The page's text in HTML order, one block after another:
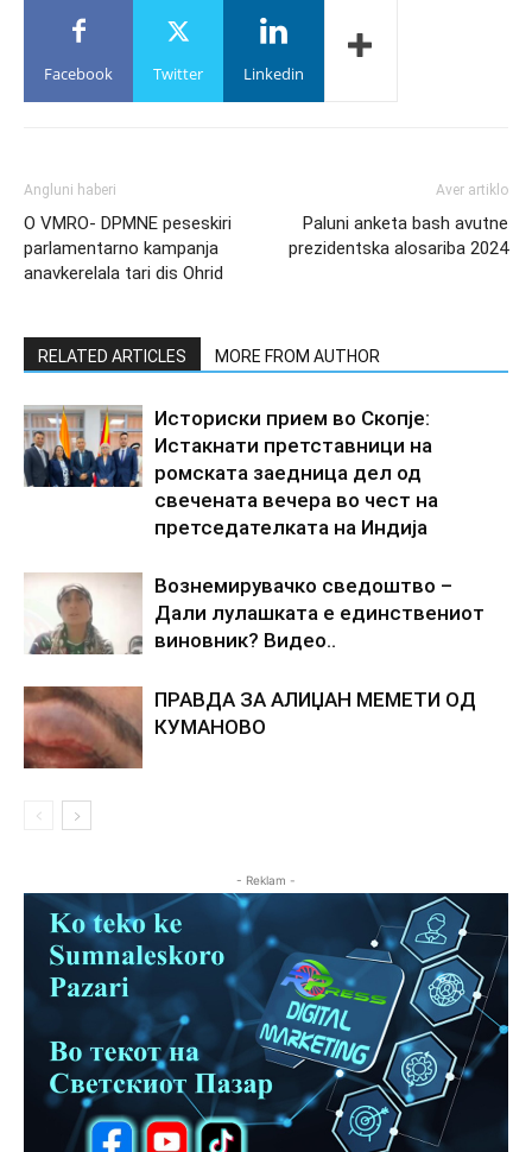
Facebook Twitter Linkedin
Angluni haberi
O VMRO- DPMNE peseskiri
parlamentarno kampanja
anavkerelala tari dis Ohrid
Aver artiklo
Paluni anketa bash avutne
prezidentska alosariba 2024
RELATED ARTICLES MORE FROM AUTHOR
Историски прием во Скопје:
Истакнати претставници на
ромската заедница дел од
свечената вечера во чест на
претседателката на Индија
Вознемирувачко сведоштво –
Дали лулашката е единствениот
виновник? Видео..
ПРАВДА ЗА АЛИЏАН МЕМЕТИ ОД
КУМАНОВО
- Reklam -